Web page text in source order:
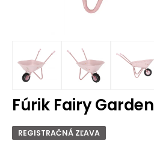
Fúrik Fairy Garden
REGISTRAČNÁ ZĽAVA